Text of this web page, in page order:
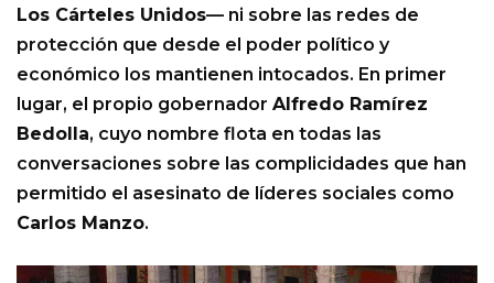
Los Cárteles Unidos— ni sobre las redes de
protección que desde el poder político y
económico los mantienen intocados. En primer
lugar, el propio gobernador Alfredo Ramírez
Bedolla, cuyo nombre flota en todas las
conversaciones sobre las complicidades que han
permitido el asesinato de líderes sociales como
Carlos Manzo.